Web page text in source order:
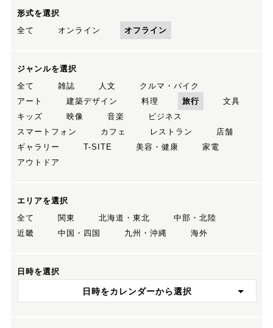
形式を選択
全て
オンライン オフライン
ジャンルを選択
全て
雑誌 人文
クルマ・バイク
アート
建築デザイン 料理 旅行
文具
キッズ
映像 音楽
ビジネス
スマートフォン
カフェ レストラン
店舗
ギャラリー
T-SITE 美容・健康
家電
アウトドア
エリアを選択
全て
関東 北海道・東北
中部・北陸
近畿
中国・四国 九州・沖縄 海外
日時を選択
日時をカレンダーから選択